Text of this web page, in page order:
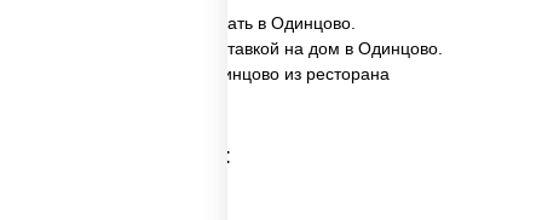
✅ Калифорния XXL заказать в Одинцово.
✅ Калифорния XXL с доставкой на дом в Одинцово.
✅ Калифорния XXL в Одинцово из ресторана
Категории товара: